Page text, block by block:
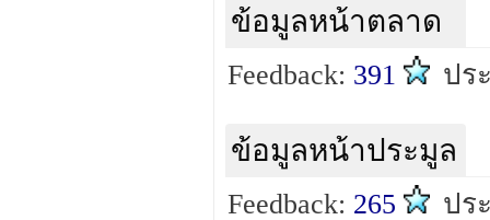
ข้อมูลหน้าตลาด
Feedback: 391 ปร
ข้อมูลหน้าประมูล
Feedback: 265 ปร